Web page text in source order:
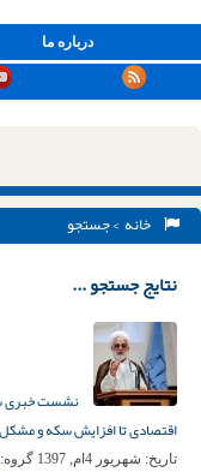
درباره ما
خانه > جستجو
نتایج جستجو ...
نشست خبری
اقتصادی تا افزایش سکه و
تاریخ: شهریور 4ام, 1397 گروه: